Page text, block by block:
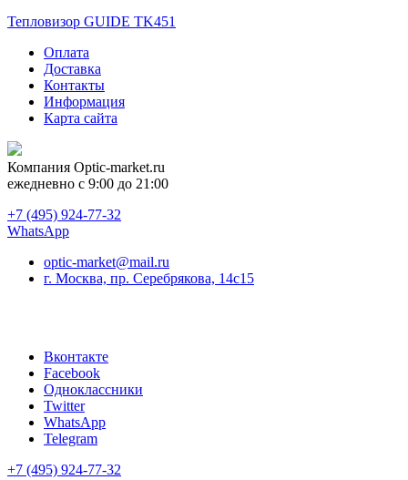
Тепловизор GUIDE TK451
Оплата
Доставка
Контакты
Информация
Карта сайта
Компания Optic-market.ru
ежедневно с 9:00 до 21:00
+7 (495) 924-77-32
WhatsApp
optic-market@mail.ru
г. Москва, пр. Серебрякова, 14с15
Вконтакте
Facebook
Одноклассники
Twitter
WhatsApp
Telegram
+7 (495) 924-77-32